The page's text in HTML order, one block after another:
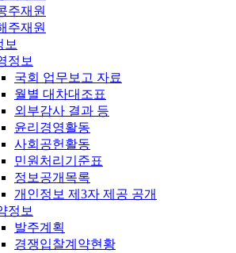
주재원
주재원
보
정보
국회 업무보고 자료
월별 대차대조표
외부감사 결과 등
윤리경영활동
사회공헌활동
민원처리기준표
정보공개목록
개인정보 제3자 제공 공개
정보
발주계획
경쟁입찰계약현황